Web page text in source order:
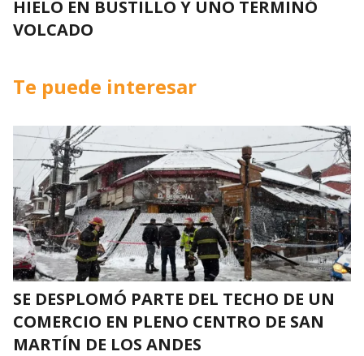
HIELO EN BUSTILLO Y UNO TERMINÓ
VOLCADO
Te puede interesar
SE DESPLOMÓ PARTE DEL TECHO DE UN
COMERCIO EN PLENO CENTRO DE SAN
MARTÍN DE LOS ANDES